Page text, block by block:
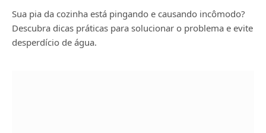
Sua pia da cozinha está pingando e causando incômodo?
Descubra dicas práticas para solucionar o problema e evite
desperdício de água.